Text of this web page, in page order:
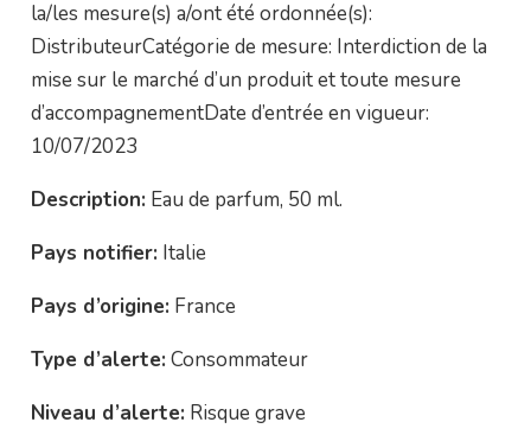
la/les mesure(s) a/ont été ordonnée(s):
DistributeurCatégorie de mesure: Interdiction de la
mise sur le marché d’un produit et toute mesure
d’accompagnementDate d’entrée en vigueur:
10/07/2023
Description: Eau de parfum, 50 ml.
Pays notifier: Italie
Pays d’origine: France
Type d’alerte: Consommateur
Niveau d’alerte: Risque grave